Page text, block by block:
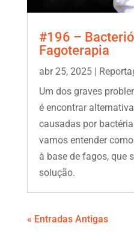
#196 –
Fagoterapia
abr 25, 2025|
Um dos graves
é encontrar
causadas por
vamos entender
à base de fagos, que
solução.
« Entradas Antigas